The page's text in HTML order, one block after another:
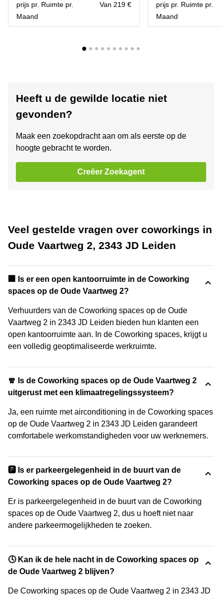
prijs pr. Ruimte pr.
Maand
Van 219 €
prijs pr. Ruimte pr.
Maand
Heeft u de gewilde locatie niet
gevonden?
Maak een zoekopdracht aan om als eerste op de
hoogte gebracht te worden.
Creëer Zoekagent
Veel gestelde vragen over coworkings in
Oude Vaartweg 2, 2343 JD Leiden
‍🏢 Is er een open kantoorruimte in de Coworking
spaces op de Oude Vaartweg 2?
Verhuurders van de Coworking spaces op de Oude
Vaartweg 2 in 2343 JD Leiden bieden hun klanten een
open kantoorruimte aan. In de Coworking spaces, krijgt u
een volledig geoptimaliseerde werkruimte.
🧣 Is de Coworking spaces op de Oude Vaartweg 2
uitgerust met een klimaatregelingssysteem?
Ja, een ruimte met airconditioning in de Coworking spaces
op de Oude Vaartweg 2 in 2343 JD Leiden garandeert
comfortabele werkomstandigheden voor uw werknemers.
🅿️ Is er parkeergelegenheid in de buurt van de
Coworking spaces op de Oude Vaartweg 2?
Er is parkeergelegenheid in de buurt van de Coworking
spaces op de Oude Vaartweg 2, dus u hoeft niet naar
andere parkeermogelijkheden te zoeken.
🕓 Kan ik de hele nacht in de Coworking spaces op
de Oude Vaartweg 2 blijven?
De Coworking spaces op de Oude Vaartweg 2 in 2343 JD